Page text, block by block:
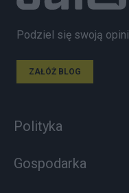
Podziel się swoją
ZAŁÓŻ BLOG
Polityka
Gospodarka